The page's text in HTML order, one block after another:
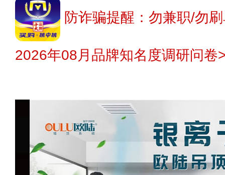
防诈骗提醒：勿兼职/勿
2026年08月品牌知名度调研问卷